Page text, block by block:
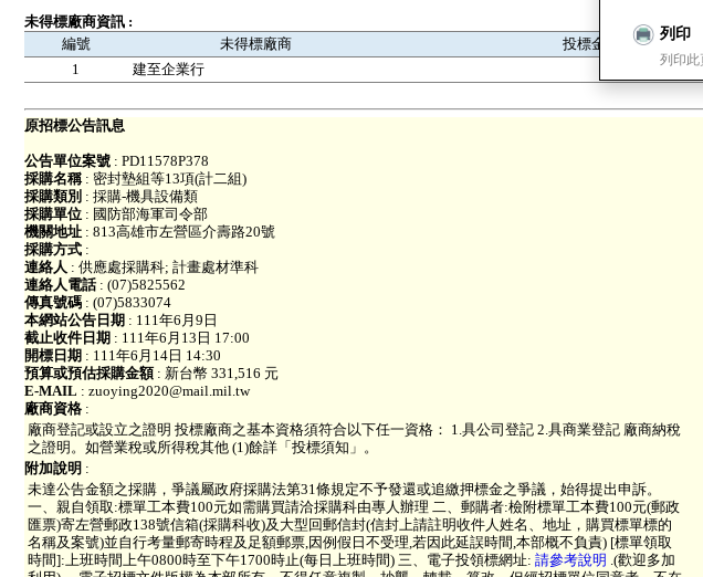
列印
列印此
未得標廠商資訊 :
編號
未得標廠商
投標金額
1
建至企業行
原招標公告訊息
公告單位案號 : PD11578P378
採購名稱: 密封墊組等13項(計二組)
採購類別 : 採購-機具設備類
採購單位 : 國防部海軍司令部
機關地址 : 813高雄市左營區介壽路20號
採購方式 :
連絡人 : 供應處採購科; 計畫處材準科
連絡人電話: (07)5825562
傳真號碼 : (07)5833074
本網站公告日期 : 111年6月9日
截止收件日期 : 111年6月13日 17:00
開標日期 : 111年6月14日 14:30
預算或預估採購金額: 新台幣 331,516 元
E-MAIL : zuoying2020@mail.mil.tw
廠商資格 :
廠商登記或設立之證明 投標廠商之基本資格須符合以下任一資格： 1.具公司登記 2.具商業登記 廠商納稅
之證明。如營業稅或所得稅其他 (1)餘詳「投標須知」。
附加說明 :
未達公告金額之採購，爭議屬政府採購法第31條規定不予發還或追繳押標金之爭議，始得提出申訴。
一、親自領取:標單工本費100元如需購買請洽採購科由專人辦理 二、郵購者:檢附標單工本費100元(郵政
匯票)寄左營郵政138號信箱(採購科收)及大型回郵信封(信封上請註明收件人姓名、地址，購買標單標的
名稱及案號)並自行考量郵寄時程及足額郵票,因例假日不受理,若因此延誤時間,本部概不負責) [標單領取
時間]:上班時間上午0800時至下午1700時止(每日上班時間) 三、電子投領標網址: 請參考說明 .(歡迎多加